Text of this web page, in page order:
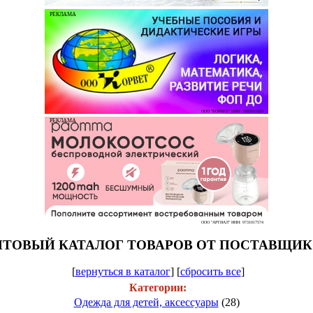
РЕКЛАМА
ООО "КОРВЕТ" ИНН: 7803021829
РЕКЛАМА
ООО "АРТИАЛ" ИНН: 9731017574
КАТАЛОГ ТОВАРОВ ОТ
[вернуться в каталог] [сбросить все]
Категории:
Одежда для детей, аксессуары (28)